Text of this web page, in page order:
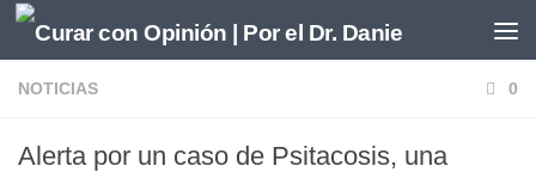
Saltar al contenido
NOTICIAS 0
Alerta por un caso de Psitacosis, una